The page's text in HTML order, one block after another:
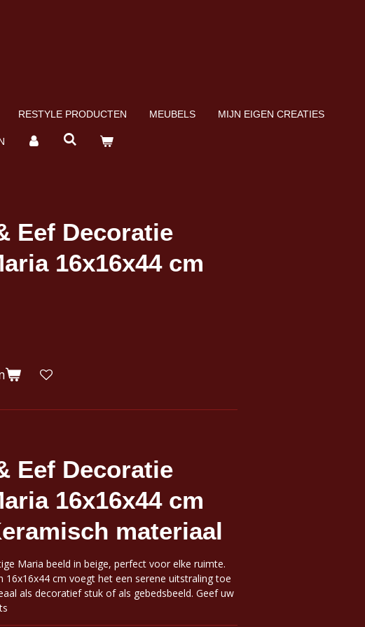
RESTYLE PRODUCTEN MEUBELS MIJN EIGEN CREATIES
Eef Decoratie
16x16x44 cm
Eef Decoratie
16x16x44 cm
materiaal
Maria beeld in beige, perfect voor elke ruimte.
16x16x44 cm voegt het een serene uitstraling toe
als decoratief stuk of als gebedsbeeld. Geef uw